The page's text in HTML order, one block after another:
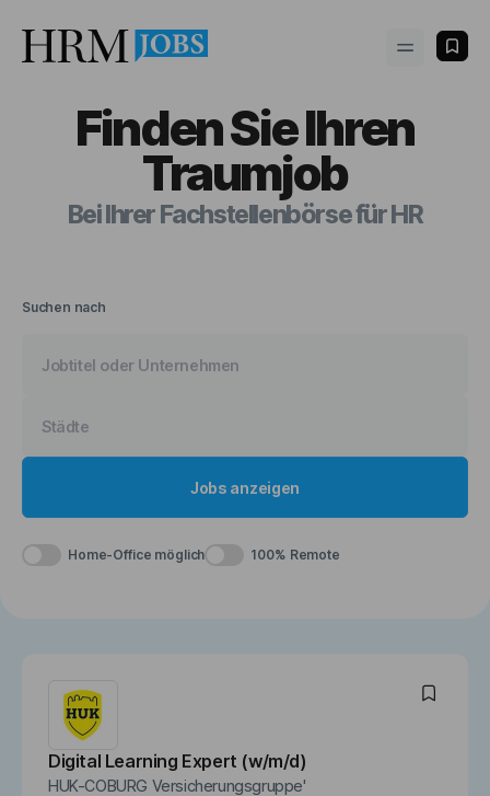
Finden Sie Ihren
Traumjob
Bei Ihrer Fachstellenbörse für HR
Suchen nach
Jobs anzeigen
Home-Office möglich 100% Remote
Digital Learning Expert (w/m/d)
HUK-COBURG Versicherungsgruppe'